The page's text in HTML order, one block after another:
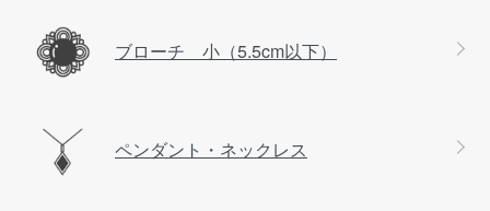
ブローチ 小（5.5cm以下）
ペンダント・ネックレス